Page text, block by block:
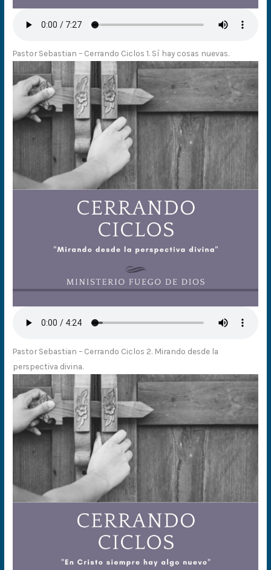
Pastor Sebastian – Cerrando Ciclos 1. Sí hay cosas nuevas.
Pastor Sebastian – Cerrando Ciclos 2. Mirando desde la
perspectiva divina.